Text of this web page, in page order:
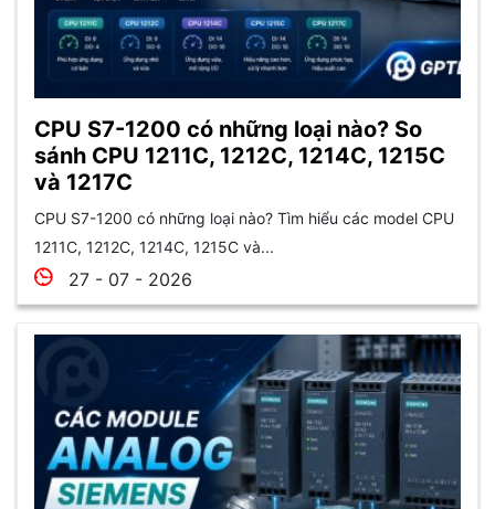
CPU S7-1200 có những loại nào? So
sánh CPU 1211C, 1212C, 1214C, 1215C
và 1217C
CPU S7-1200 có những loại nào? Tìm hiểu các model CPU
1211C, 1212C, 1214C, 1215C và...
27 - 07 - 2026